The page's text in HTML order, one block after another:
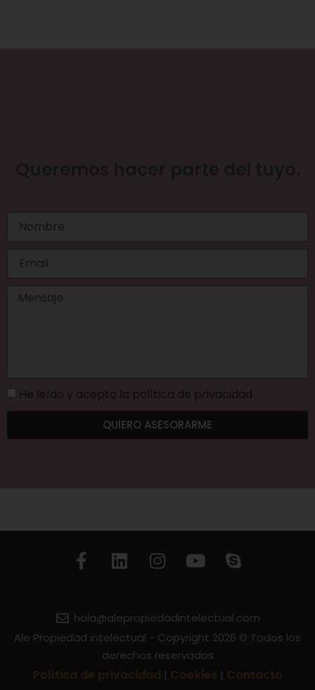
He leído y acepto la política de privacidad
QUIERO ASESORARME
hola@alepropiedadintelectual.com
Ale Propiedad intelectual - Copyright 2026 © Todos los
derechos reservados
Política de privacidad | Cookies | Contacto